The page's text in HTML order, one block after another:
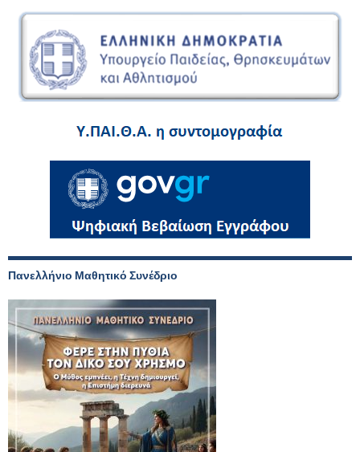
Πανελλήνιο Μαθητικό Συνέδριο